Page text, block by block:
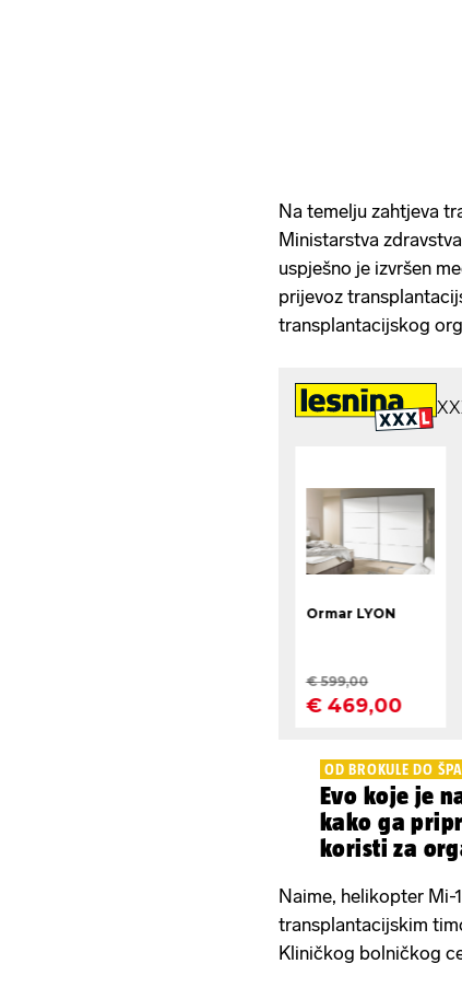
Na temelju zahtjeva
Ministarstva
uspješno je izvršen
prijevoz
transplantacijskog
OD BROKULE DO
Evo koje je
kako ga
koristi za
Naime, helikopter Mi-
transplantacijskim
Kliničkog bolničkog